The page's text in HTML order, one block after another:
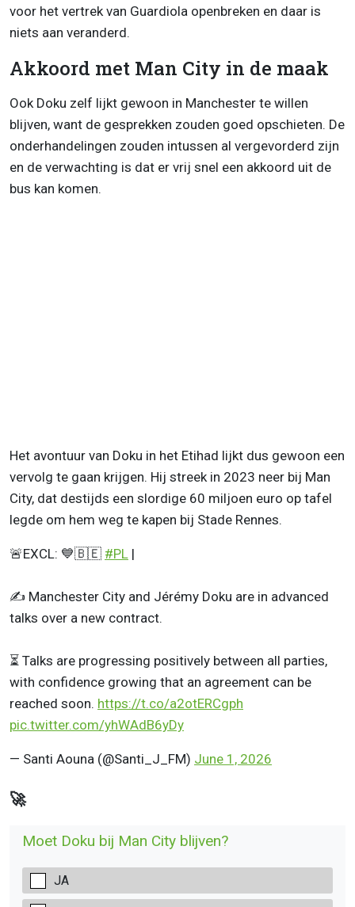
voor het vertrek van Guardiola openbreken en daar is
niets aan veranderd.
Akkoord met Man City in de maak
Ook Doku zelf lijkt gewoon in Manchester te willen
blijven, want de gesprekken zouden goed opschieten. De
onderhandelingen zouden intussen al vergevorderd zijn
en de verwachting is dat er vrij snel een akkoord uit de
bus kan komen.
Het avontuur van Doku in het Etihad lijkt dus gewoon een
vervolg te gaan krijgen. Hij streek in 2023 neer bij Man
City, dat destijds een slordige 60 miljoen euro op tafel
legde om hem weg te kapen bij Stade Rennes.
🚨EXCL: 💙🇧🇪 #PL |
✍️ Manchester City and Jérémy Doku are in advanced
talks over a new contract.
⏳️ Talks are progressing positively between all parties,
with confidence growing that an agreement can be
reached soon. https://t.co/a2otERCgph
pic.twitter.com/yhWAdB6yDy
— Santi Aouna (@Santi_J_FM) June 1, 2026
🚀
Moet Doku bij Man City blijven?
JA